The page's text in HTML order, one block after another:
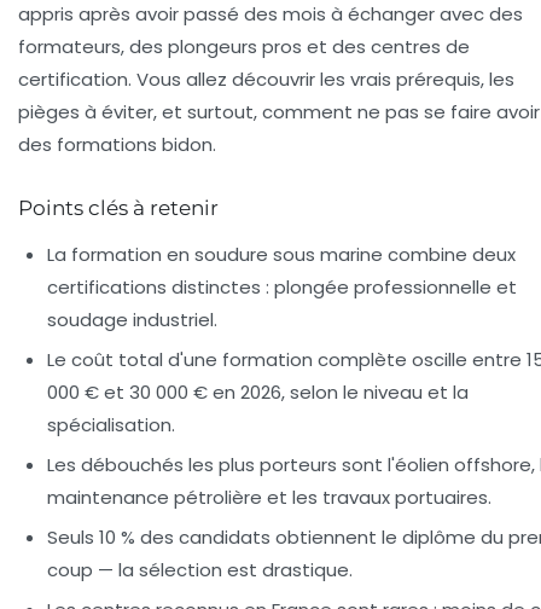
appris après avoir passé des mois à échanger avec des
formateurs, des plongeurs pros et des centres de
certification. Vous allez découvrir les vrais prérequis, les
pièges à éviter, et surtout, comment ne pas se faire
des formations bidon.
Points clés à retenir
La formation en soudure sous marine combine deux
certifications distinctes : plongée professionnelle et
soudage industriel.
Le coût total d'une formation complète oscille entre
000 € et 30 000 € en 2026, selon le niveau et la
spécialisation.
Les débouchés les plus porteurs sont l'éolien offshore,
maintenance pétrolière et les travaux portuaires.
Seuls 10 % des candidats obtiennent le diplôme du
coup — la sélection est drastique.